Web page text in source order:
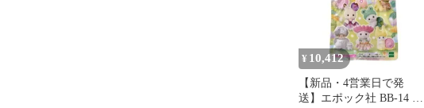
¥ 10,412
【新品・4営業日で発
送】エポック社 BB-14 赤